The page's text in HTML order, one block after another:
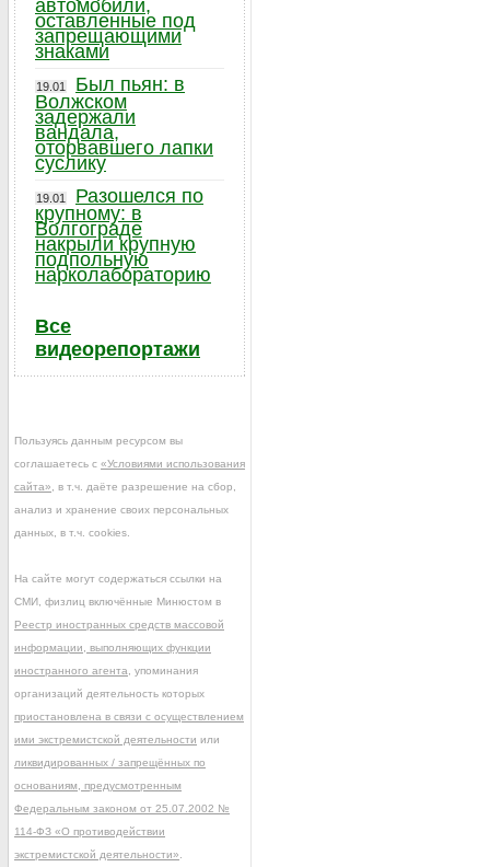
автомобили,
оставленные под
запрещающими
знаками
19.01
Был пьян: в
Волжском
задержали
вандала,
оторвавшего лапки
суслику
19.01
Разошелся по
крупному: в
Волгограде
накрыли крупную
подпольную
нарколабораторию
Все
видеорепортажи
Пользуясь данным ресурсом вы
соглашаетесь с «Условиями использования
сайта» , в т.ч. даёте разрешение на сбор,
анализ и хранение своих персональных
данных, в т.ч. cookies.
На сайте могут содержаться ссылки на
СМИ, физлиц включённые Минюстом в
Реестр иностранных средств массовой
информации, выполняющих функции
иностранного агента , упоминания
организаций деятельность которых
приостановлена в связи с осуществлением
ими экстремистской деятельности или
ликвидированных / запрещённых по
основаниям, предусмотренным
Федеральным законом от 25.07.2002 №
114-ФЗ «О противодействии
экстремистской деятельности»